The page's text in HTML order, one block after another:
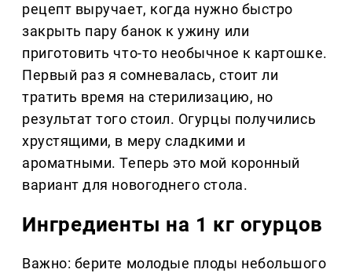
рецепт выручает, когда нужно быстро
закрыть пару банок к ужину или
приготовить что-то необычное к картошке.
Первый раз я сомневалась, стоит ли
тратить время на стерилизацию, но
результат того стоил. Огурцы получились
хрустящими, в меру сладкими и
ароматными. Теперь это мой коронный
вариант для новогоднего стола.
Ингредиенты на 1 кг огурцов
Важно: берите молодые плоды небольшого